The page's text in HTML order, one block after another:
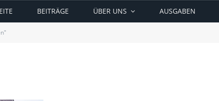
BEITRÄGE ÜBER UNS AUSGABEN